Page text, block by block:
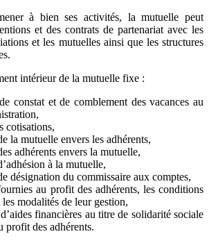
à bien ses activités, la mutuelle peut
et des contrats de partenariat avec les
et les mutuelles ainsi que les structures
intérieur de la mutuelle fixe :
constat et de comblement des vacances au
cotisations,
la mutuelle envers les adhérents,
adhérents envers la mutuelle,
à la mutuelle,
désignation du commissaire aux comptes,
au profit des adhérents, les conditions
modalités de leur gestion,
financières au titre de solidarité sociale
profit des adhérents.